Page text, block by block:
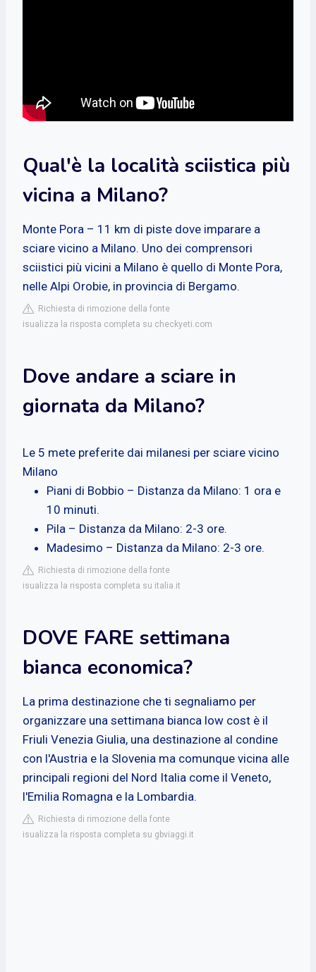
Qual'è la località sciistica più
vicina a Milano?
Monte Pora – 11 km di piste dove imparare a
sciare vicino a Milano. Uno dei comprensori
sciistici più vicini a Milano è quello di Monte Pora,
nelle Alpi Orobie, in provincia di Bergamo.
Richiesta di rimozione della fonte
isualizza la risposta completa su checkyeti.com
Dove andare a sciare in
giornata da Milano?
Le 5 mete preferite dai milanesi per sciare vicino
Milano
Piani di Bobbio – Distanza da Milano: 1 ora e
10 minuti.
Pila – Distanza da Milano: 2-3 ore.
Madesimo – Distanza da Milano: 2-3 ore.
Richiesta di rimozione della fonte
isualizza la risposta completa su italia.it
DOVE FARE settimana
bianca economica?
La prima destinazione che ti segnaliamo per
organizzare una settimana bianca low cost è il
Friuli Venezia Giulia, una destinazione al condine
con l'Austria e la Slovenia ma comunque vicina alle
principali regioni del Nord Italia come il Veneto,
l'Emilia Romagna e la Lombardia.
Richiesta di rimozione della fonte
isualizza la risposta completa su gbviaggi.it